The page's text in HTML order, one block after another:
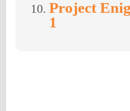
Project
1